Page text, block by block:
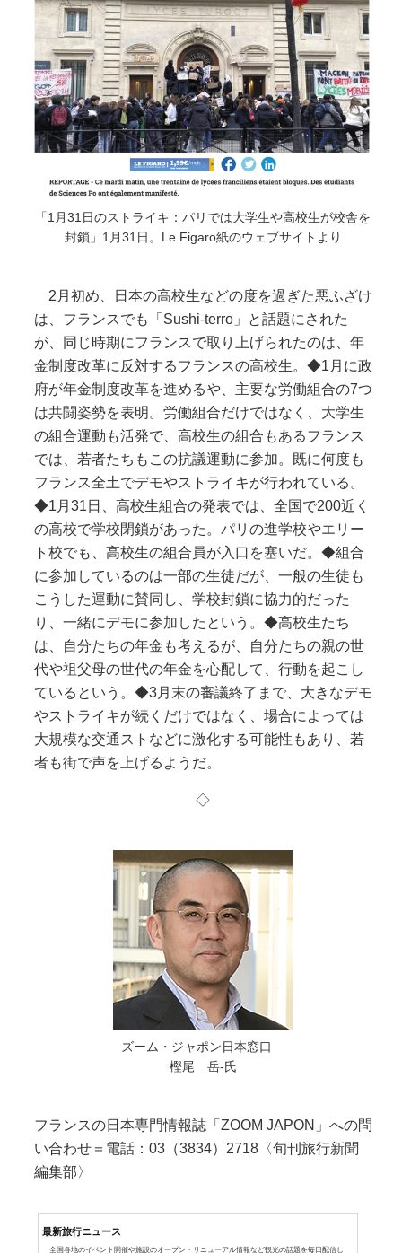
「1月31日のストライキ：パリでは大学生や高校生が校舎を
封鎖」1月31日。Le Figaro紙のウェブサイトより
2月初め、日本の高校生などの度を過ぎた悪ふざけ
は、フランスでも「Sushi-terro」と話題にされた
が、同じ時期にフランスで取り上げられたのは、年
金制度改革に反対するフランスの高校生。◆1月に政
府が年金制度改革を進めるや、主要な労働組合の7つ
は共闘姿勢を表明。労働組合だけではなく、大学生
の組合運動も活発で、高校生の組合もあるフランス
では、若者たちもこの抗議運動に参加。既に何度も
フランス全土でデモやストライキが行われている。
◆1月31日、高校生組合の発表では、全国で200近く
の高校で学校閉鎖があった。パリの進学校やエリー
ト校でも、高校生の組合員が入口を塞いだ。◆組合
に参加しているのは一部の生徒だが、一般の生徒も
こうした運動に賛同し、学校封鎖に協力的だった
り、一緒にデモに参加したという。◆高校生たち
は、自分たちの年金も考えるが、自分たちの親の世
代や祖父母の世代の年金を心配して、行動を起こし
ているという。◆3月末の審議終了まで、大きなデモ
やストライキが続くだけではなく、場合によっては
大規模な交通ストなどに激化する可能性もあり、若
者も街で声を上げるようだ。
◇
ズーム・ジャポン日本窓口
樫尾 岳-氏
フランスの日本専門情報誌「ZOOM JAPON」への問
い合わせ＝電話：03（3834）2718〈旬刊旅行新聞
編集部〉
最新旅行ニュース
全国各地のイベント開催や施設のオープン・リニューアル情報など観光の話題を毎日配信し